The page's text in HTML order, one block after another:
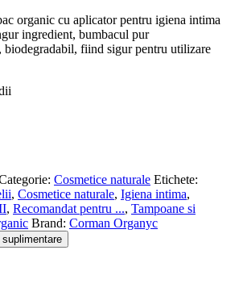
organic cu aplicator pentru igiena intima
ingredient, bumbacul pur
biodegradabil, fiind sigur pentru utilizare
Cosmetice naturale Etichete:
, Cosmetice naturale, Igiena intima,
, Recomandat pentru ..., Tampoane si
Brand: Corman Organyc
suplimentare